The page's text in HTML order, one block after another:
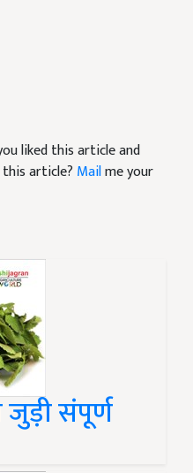
liked this article and
article? Mailme your
संपूर्ण